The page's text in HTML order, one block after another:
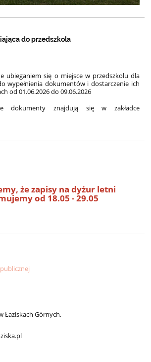
do przedszkola
ubieganiem się o miejsce w przedszkolu dla
wypełnienia dokumentów i dostarczenie ich
od 01.06.2026 do 09.06.2026
dokumenty znajdują się w zakładce
że zapisy na dyżur letni
od 18.05 - 29.05
Łaziskach Górnych,